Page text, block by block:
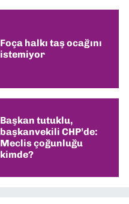
Foça halkı taş ocağını
istemiyor
Başkan tutuklu,
başkanvekili CHP’de:
Meclis çoğunluğu
kimde?